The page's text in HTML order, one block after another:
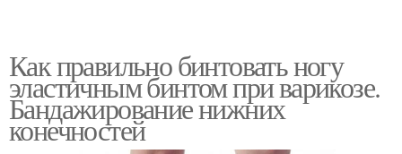
Как правильно бинтовать ногу
эластичным бинтом при варикозе.
Бандажирование нижних
конечностей